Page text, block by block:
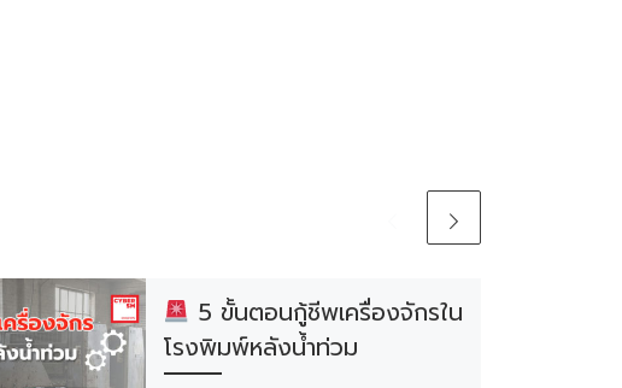
5 ขั้นตอนกู้ชีพเครื่องจักรใน
โรงพิมพ์หลังน้ำท่วม